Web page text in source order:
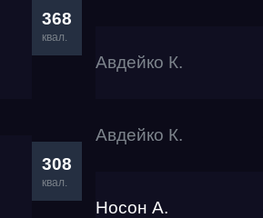
368
квал.
Авдейко К.
308
квал.
Авдейко К.
Носон А.